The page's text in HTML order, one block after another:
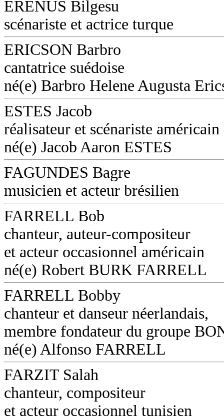
ERENUS Bilgesu
scénariste et actrice turque
ERICSON Barbro
cantatrice suédoise
né(e) Barbro Helene Augusta
ESTES Jacob
réalisateur et scénariste américain
né(e) Jacob Aaron ESTES
FAGUNDES Bagre
musicien et acteur brésilien
FARRELL Bob
chanteur, auteur-compositeur
et acteur occasionnel américain
né(e) Robert BURK FARRELL
FARRELL Bobby
chanteur et danseur néerlandais,
membre fondateur du groupe
né(e) Alfonso FARRELL
FARZIT Salah
chanteur, compositeur
et acteur occasionnel tunisien